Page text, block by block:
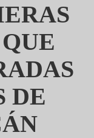
DE